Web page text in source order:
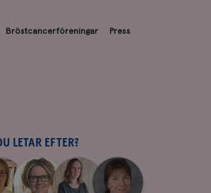
Bröstcancerföreningar Press
LETAR EFTER?
|
Jeanette
|
Maria
|
Yvette